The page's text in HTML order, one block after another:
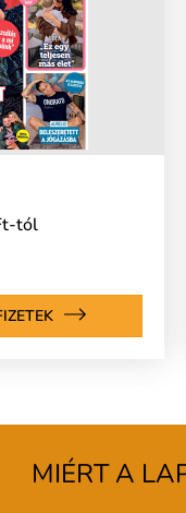
tól
MIÉRT A